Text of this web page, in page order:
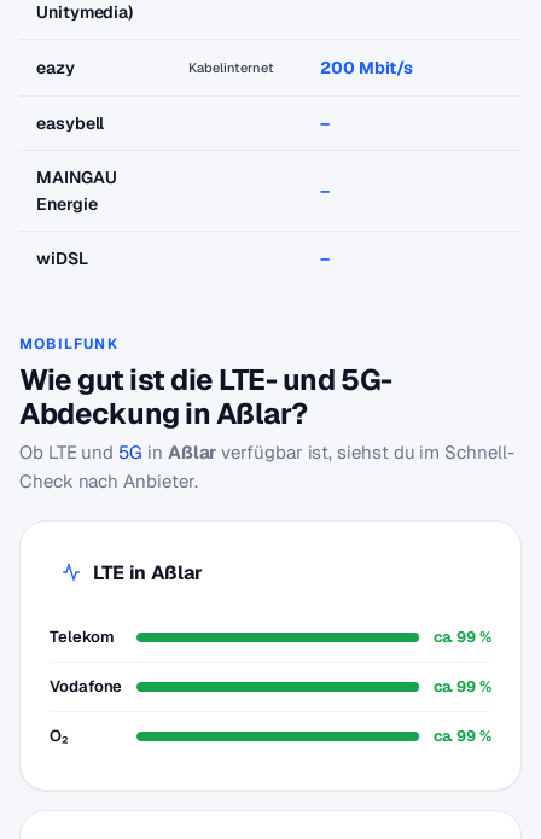
Unitymedia)
eazy Kabelinternet 200 Mbit/s
easybell –
MAINGAU
Energie
–
wiDSL –
MOBILFUNK
Wie gut ist die LTE- und 5G-
Abdeckung in Aßlar?
Ob LTE und 5G in Aßlar verfügbar ist, siehst du im Schnell-
Check nach Anbieter.
LTE in Aßlar
Telekom ca. 99 %
Vodafone ca. 99 %
O₂ ca. 99 %